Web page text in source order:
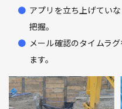
アプリを立ち上げてい
把握。
メール確認のタイムラ
ます。